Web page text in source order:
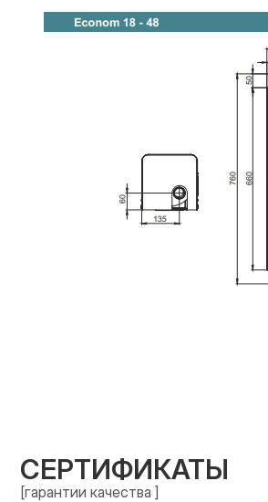
СЕРТИФИКАТЫ
[гарантии качества ]